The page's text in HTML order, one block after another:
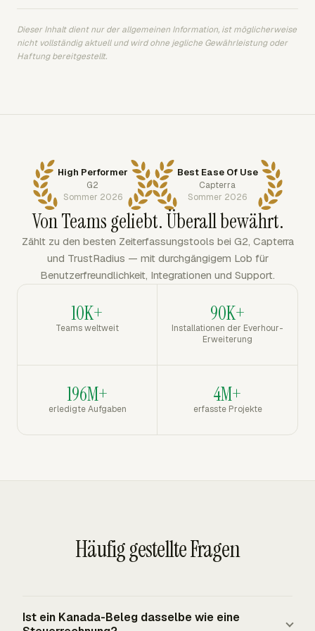
Dieser Inhalt dient nur der allgemeinen Information, ist möglicherweise
nicht vollständig aktuell und wird ohne jegliche Gewährleistung oder
Haftung bereitgestellt.
High Performer
G2
Sommer 2026
Best Ease Of Use
Capterra
Sommer 2026
Von Teams geliebt. Überall bewährt.
Zählt zu den besten Zeiterfassungstools bei G2, Capterra
und TrustRadius — mit durchgängigem Lob für
Benutzerfreundlichkeit, Integrationen und Support.
10K+
Teams weltweit
90K+
Installationen der Everhour-
Erweiterung
196M+
erledigte Aufgaben
4M+
erfasste Projekte
Häufig gestellte Fragen
Ist ein Kanada-Beleg dasselbe wie eine